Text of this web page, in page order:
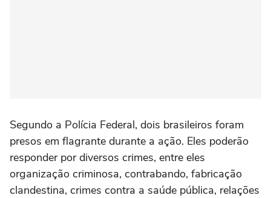
Segundo a Polícia Federal, dois brasileiros foram
presos em flagrante durante a ação. Eles poderão
responder por diversos crimes, entre eles
organização criminosa, contrabando, fabricação
clandestina, crimes contra a saúde pública, relações